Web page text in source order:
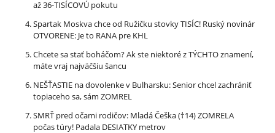
až 36-TISÍCOVÚ pokutu
Spartak Moskva chce od Ružičku stovky TISÍC! Ruský novinár
OTVORENE: Je to RANA pre KHL
Chcete sa stať boháčom? Ak ste niektoré z TÝCHTO znamení,
máte vraj najväčšiu šancu
NEŠŤASTIE na dovolenke v Bulharsku: Senior chcel zachrániť
topiaceho sa, sám ZOMREL
SMRŤ pred očami rodičov: Mladá Češka (†14) ZOMRELA
počas túry! Padala DESIATKY metrov